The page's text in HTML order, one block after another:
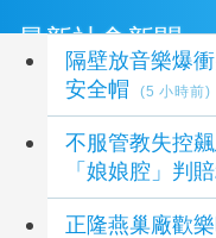
最新社會新聞
隔壁放音樂爆
安全帽
(5 小時前)
不服管教失控
「娘娘腔」判
正隆燕巢廠歡